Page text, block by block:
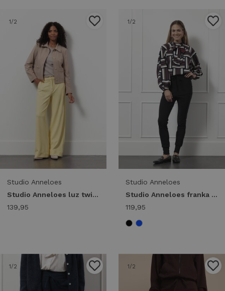
1/2
Studio Anneloes
Studio Anneloes luz twill trousers 13426 Broek 2100 butter yellow
139,95
1/2
Studio Anneloes
Studio Anneloes franka trousers 13132 Broek 9000 black
119,95
1/2 1/2